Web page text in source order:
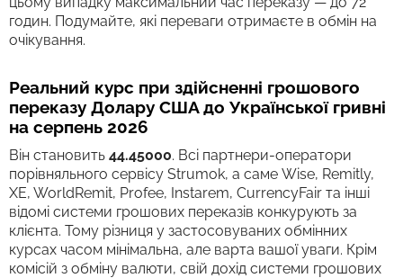
годин. Подумайте, які переваги отримаєте в обмін на
очікування.
Реальний курс при здійсненні грошового
переказу Долару США до Української гривні
на серпень 2026
Він становить 44.45000. Всі партнери-оператори
порівняльного сервісу Strumok, а саме Wise, Remitly,
XE, WorldRemit, Profee, Instarem, CurrencyFair та інші
відомі системи грошових переказів конкурують за
клієнта. Тому різниця у застосовуваних обмінних
курсах часом мінімальна, але варта вашої уваги. Крім
комісій з обміну валюти, свій дохід системи грошових